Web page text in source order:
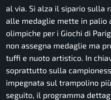
al via. Si alza il sipario sulla
alle medaglie mette in palio
olimpiche per i Giochi di
non assegna medaglie ma
tuffi e nuoto artistico. In
soprattutto sulla
impegnata sul trampolino
seguito, il programma